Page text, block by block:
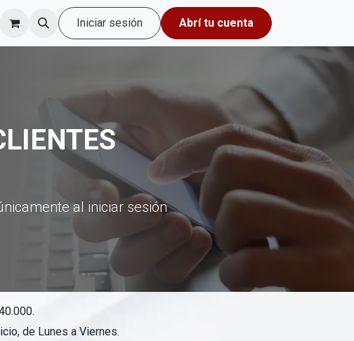
Iniciar sesión Abrí tu cuenta
al iniciar sesión
de Lunes a Viernes.